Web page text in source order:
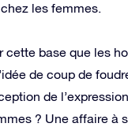
les femmes.
cette base que les
de coup de
de
? Une affaire à